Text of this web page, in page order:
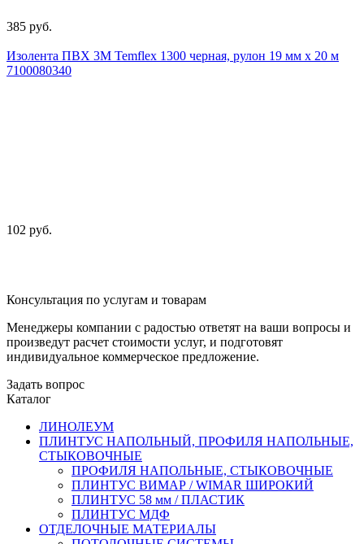
385 руб.
Изолента ПВХ 3М Temflex 1300 черная, рулон 19 мм x 20 м
7100080340
102 руб.
Консультация по услугам и товарам
Менеджеры компании с радостью ответят на ваши вопросы и
произведут расчет стоимости услуг, и подготовят
индивидуальное коммерческое предложение.
Задать вопрос
Каталог
ЛИНОЛЕУМ
ПЛИНТУС НАПОЛЬНЫЙ, ПРОФИЛЯ НАПОЛЬНЫЕ,
СТЫКОВОЧНЫЕ
ПРОФИЛЯ НАПОЛЬНЫЕ, СТЫКОВОЧНЫЕ
ПЛИНТУС ВИМАР / WIMAR ШИРОКИЙ
ПЛИНТУС 58 мм / ПЛАСТИК
ПЛИНТУС МДФ
ОТДЕЛОЧНЫЕ МАТЕРИАЛЫ